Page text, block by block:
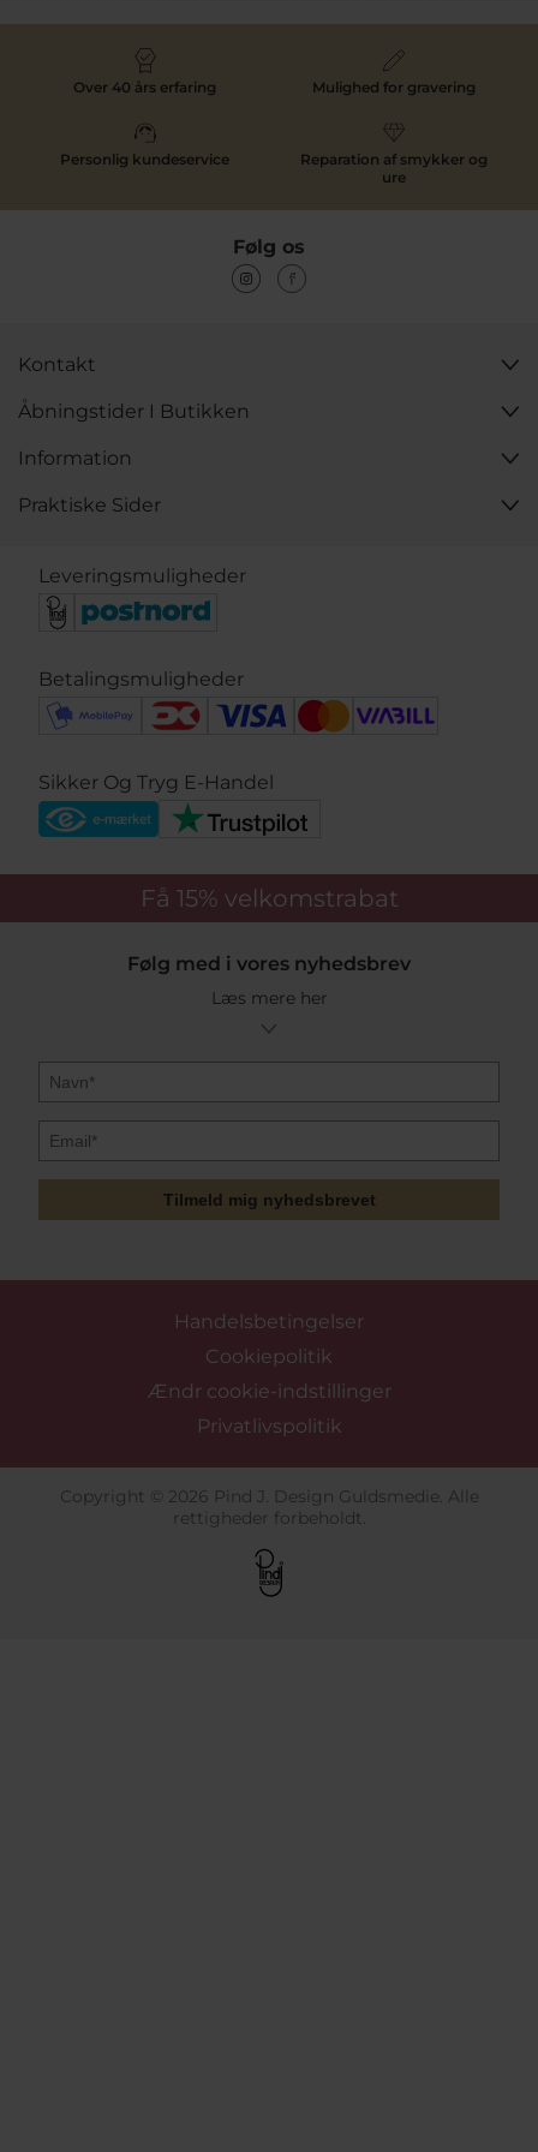
Over 40 års erfaring Mulighed for gravering
Personlig kundeservice
Reparation af smykker og
ure
Følg os
Kontakt
Åbningstider I Butikken
Information
Praktiske Sider
Leveringsmuligheder
Betalingsmuligheder
Sikker Og Tryg E-Handel
Få 15% velkomstrabat
Følg med i vores nyhedsbrev
Læs mere her
Tilmeld mig nyhedsbrevet
Handelsbetingelser
Cookiepolitik
Ændr cookie-indstillinger
Privatlivspolitik
Copyright © 2026 Pind J. Design Guldsmedie. Alle
rettigheder forbeholdt.